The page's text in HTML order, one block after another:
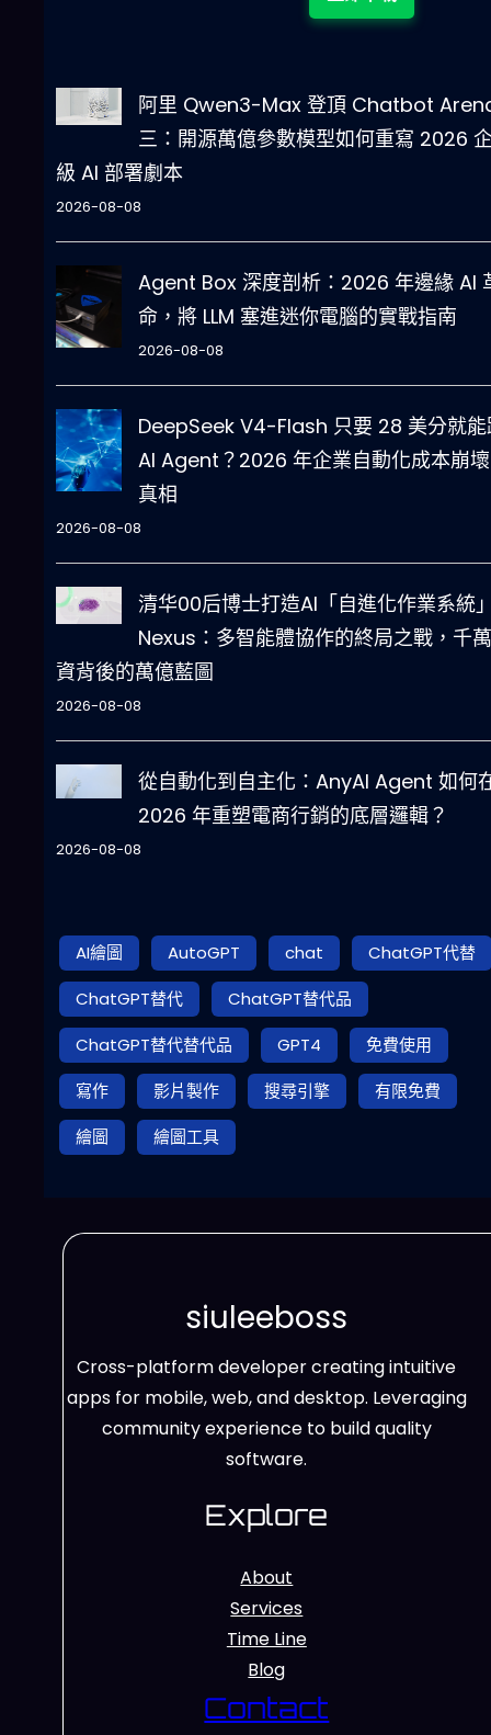
阿里 Qwen3-Max 登頂 Chatbot
三：開源萬億參數模型如何重寫 2026
級 AI 部署劇本
2026-08-08
Agent Box 深度剖析：2026 年邊緣 AI
命，將 LLM 塞進迷你電腦的實戰指南
2026-08-08
DeepSeek V4-Flash 只要 28 美分就能
AI Agent？2026 年企業自動化成本崩
真相
2026-08-08
清华00后博士打造AI「自進化作業系統
Nexus：多智能體協作的終局之戰，千
資背後的萬億藍圖
2026-08-08
從自動化到自主化：AnyAI Agent 如何
2026 年重塑電商行銷的底層邏輯？
2026-08-08
AI繪圖 AutoGPT chat
ChatGPT代替
ChatGPT替代
ChatGPT替代品
ChatGPT替代替代品
GPT4
免費使用
寫作
影片製作 搜尋引擎
有限免費
繪圖
繪圖工具
siuleeboss
Cross-platform developer creating intuitive
apps for mobile, web, and desktop. Leveraging
community experience to build quality
software.
Explore
About
Services
Time Line
Blog
Contact